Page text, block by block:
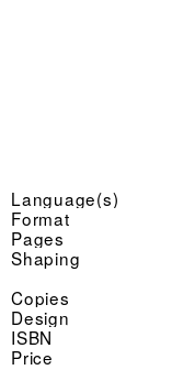
Language(s)
Format
Pages
Shaping
Copies
Design
ISBN
Price